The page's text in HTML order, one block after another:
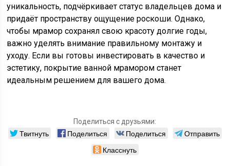
уникальность, подчёркивает статус владельцев дома и
придаёт пространству ощущение роскоши. Однако,
чтобы мрамор сохранял свою красоту долгие годы,
важно уделять внимание правильному монтажу и
уходу. Если вы готовы инвестировать в качество и
эстетику, покрытие ванной мрамором станет
идеальным решением для вашего дома.
Поделиться с друзьями:
Твитнуть Поделиться Поделиться
Отправить
Класснуть